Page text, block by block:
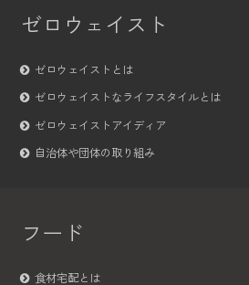
ゼロウェイスト
ゼロウェイストとは
ゼロウェイストなライフスタイルとは
ゼロウェイストアイディア
自治体や団体の取り組み
フード
食材宅配とは